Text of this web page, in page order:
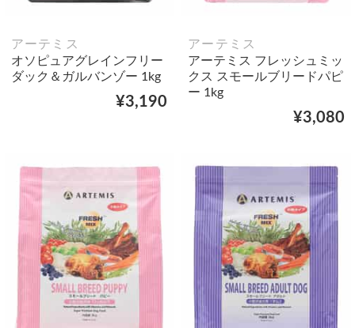
アーテミス
オソピュアグレインフリー
ダック＆ガルバンゾー 1kg
¥3,190
アーテミス
アーテミス フレッシュミッ
クス スモールブリードパピ
ー 1kg
¥3,080